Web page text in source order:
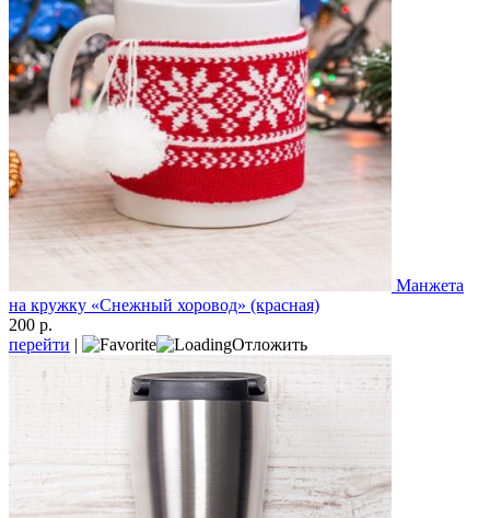
Манжета
на кружку «Снежный хоровод» (красная)
200 р.
перейти | Отложить